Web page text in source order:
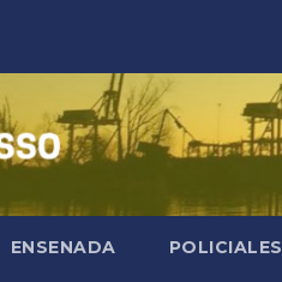
ENSENADA POLICIALES